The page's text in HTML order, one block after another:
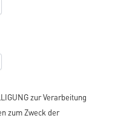
zur Verarbeitung
zum Zweck der